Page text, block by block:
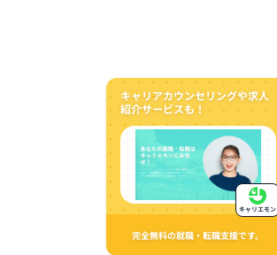
キャリアカウンセリングや求人
紹介サービスも！
完全無料の就職・転職支援です。
キャリエモン